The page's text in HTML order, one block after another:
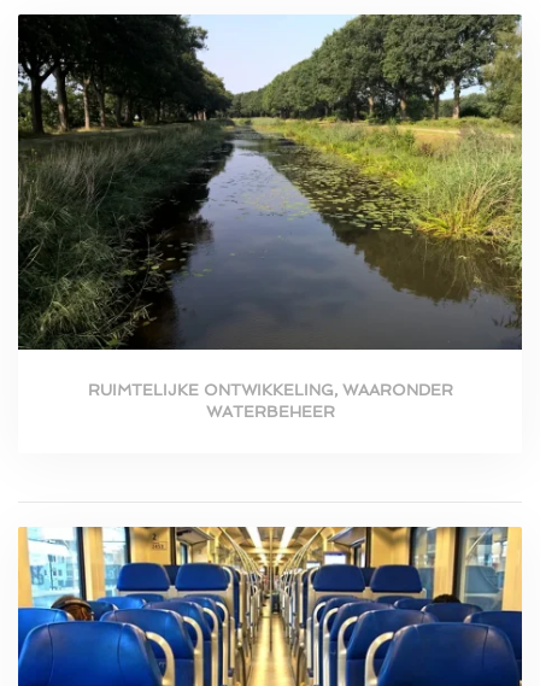
RUIMTELIJKE ONTWIKKELING, WAARONDER
WATERBEHEER